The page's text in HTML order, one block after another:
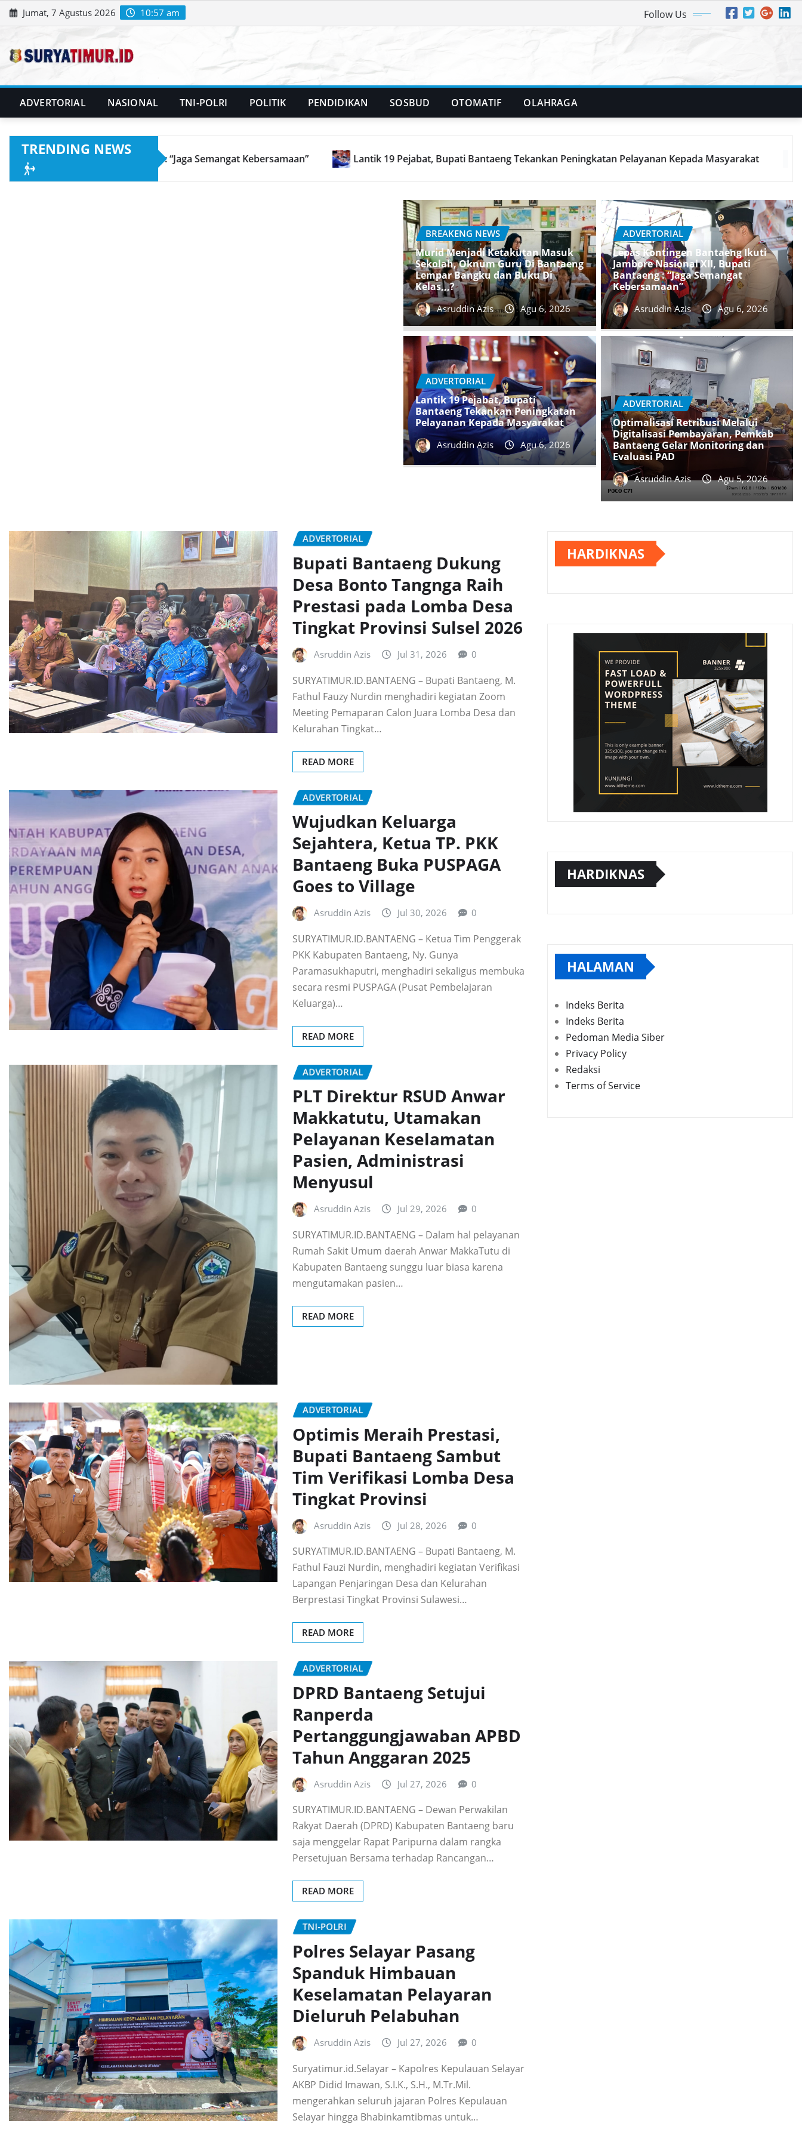
Skip
to
Jumat, 7 Agustus 2026 10:57 am Follow Us
ADVERTORIAL NASIONAL TNI-POLRI POLITIK PENDIDIKAN SOSBUD OTOMATIF OLAHRAGA
TRENDING NEWS
Lantik 19 Pejabat, Bupati Bantaeng Tekankan Peningkatan Pelayanan Kepada Masyarakat Optimalisasi Retribusi Melalui Digitalisasi
BREAKENG NEWS
Murid Menjadi Ketakutan Masuk
Sekolah, Oknum Guru Di Bantaeng
Lempar Bangku dan Buku Di
Kelas,,,?
Asruddin Azis Agu 6, 2026
ADVERTORIAL
Lepas Kontingen Bantaeng Ikuti
Jambore Nasional XII, Bupati
Bantaeng : “Jaga Semangat
Kebersamaan”
Asruddin Azis Agu 6, 2026
ADVERTORIAL
Lantik 19 Pejabat, Bupati
Bantaeng Tekankan Peningkatan
Pelayanan Kepada Masyarakat
Asruddin Azis Agu 6, 2026
ADVERTORIAL
Optimalisasi Retribusi Melalui
Digitalisasi Pembayaran, Pemkab
Bantaeng Gelar Monitoring dan
Evaluasi PAD
Asruddin Azis Agu 5, 2026
ADVERTORIAL
Bupati Bantaeng Dukung
Desa Bonto Tangnga Raih
Prestasi pada Lomba Desa
Tingkat Provinsi Sulsel 2026
Asruddin Azis Jul 31, 2026 0
SURYATIMUR.ID.BANTAENG – Bupati Bantaeng, M.
Fathul Fauzy Nurdin menghadiri kegiatan Zoom
Meeting Pemaparan Calon Juara Lomba Desa dan
Kelurahan Tingkat…
READ MORE
ADVERTORIAL
Wujudkan Keluarga
Sejahtera, Ketua TP. PKK
Bantaeng Buka PUSPAGA
Goes to Village
Asruddin Azis Jul 30, 2026 0
SURYATIMUR.ID.BANTAENG – Ketua Tim Penggerak
PKK Kabupaten Bantaeng, Ny. Gunya
Paramasukhaputri, menghadiri sekaligus membuka
secara resmi PUSPAGA (Pusat Pembelajaran
Keluarga)…
READ MORE
ADVERTORIAL
PLT Direktur RSUD Anwar
Makkatutu, Utamakan
Pelayanan Keselamatan
Pasien, Administrasi
Menyusul
Asruddin Azis Jul 29, 2026 0
SURYATIMUR.ID.BANTAENG – Dalam hal pelayanan
Rumah Sakit Umum daerah Anwar MakkaTutu di
Kabupaten Bantaeng sunggu luar biasa karena
mengutamakan pasien…
READ MORE
ADVERTORIAL
Optimis Meraih Prestasi,
Bupati Bantaeng Sambut
Tim Verifikasi Lomba Desa
Tingkat Provinsi
Asruddin Azis Jul 28, 2026 0
SURYATIMUR.ID.BANTAENG – Bupati Bantaeng, M.
Fathul Fauzi Nurdin, menghadiri kegiatan Verifikasi
Lapangan Penjaringan Desa dan Kelurahan
Berprestasi Tingkat Provinsi Sulawesi…
READ MORE
ADVERTORIAL
DPRD Bantaeng Setujui
Ranperda
Pertanggungjawaban APBD
Tahun Anggaran 2025
Asruddin Azis Jul 27, 2026 0
SURYATIMUR.ID.BANTAENG – Dewan Perwakilan
Rakyat Daerah (DPRD) Kabupaten Bantaeng baru
saja menggelar Rapat Paripurna dalam rangka
Persetujuan Bersama terhadap Rancangan…
READ MORE
TNI-POLRI
Polres Selayar Pasang
Spanduk Himbauan
Keselamatan Pelayaran
Dieluruh Pelabuhan
Asruddin Azis Jul 27, 2026 0
Suryatimur.id.Selayar – Kapolres Kepulauan Selayar
AKBP Didid Imawan, S.I.K., S.H., M.Tr.Mil.
mengerahkan seluruh jajaran Polres Kepulauan
Selayar hingga Bhabinkamtibmas untuk…
HARDIKNAS
HARDIKNAS
HALAMAN
Indeks Berita
Indeks Berita
Pedoman Media Siber
Privacy Policy
Redaksi
Terms of Service